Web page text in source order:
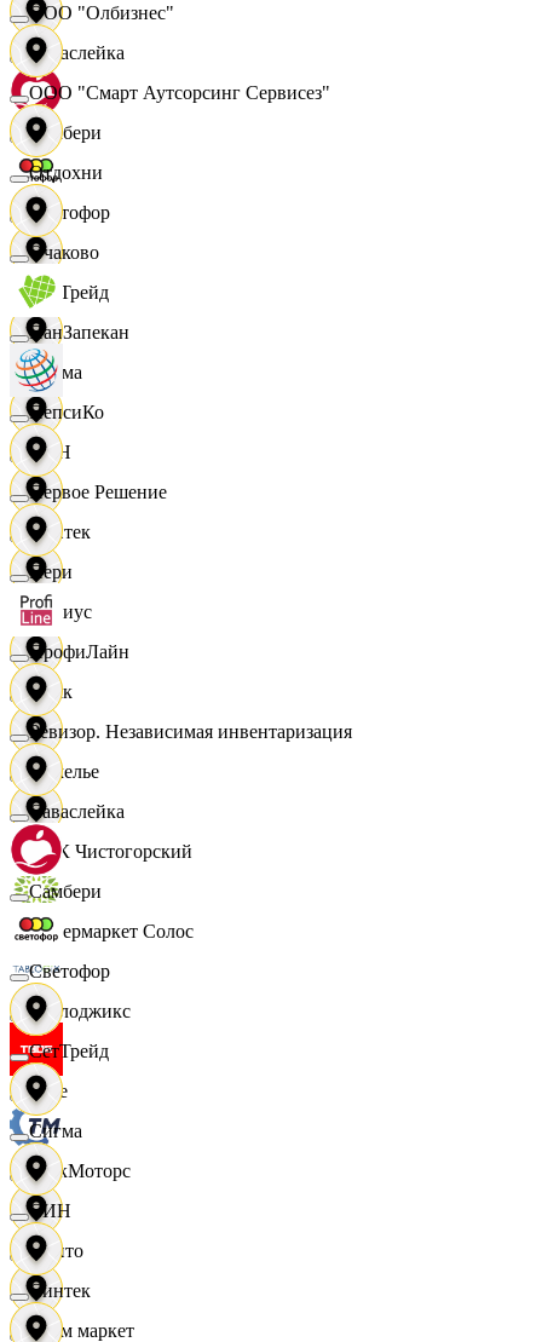
Саваслейка
Самбери
Светофор
СетТрейд
Сигма
СИН
Синтек
Сириус
Смак
Сомелье
СПК Чистогорский
Супермаркет Солос
Таблоджикс
Твое
ТракМоторс
Фрито
Хоум маркет
ООО "Олбизнес"
ООО "Смарт Аутсорсинг Сервисез"
Отдохни
Очаково
ПанЗапекан
ПепсиКо
Первое Решение
Пери
ПрофиЛайн
Ревизор. Независимая инвентаризация
Саваслейка
Самбери
Светофор
СетТрейд
Сигма
СИН
Синтек